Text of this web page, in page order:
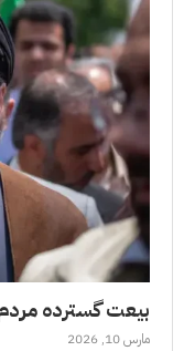
بیعت گسترده
مارس 10, 2026